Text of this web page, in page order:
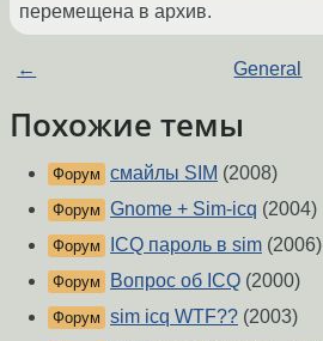
перемещена в архив.
← General
Похожие темы
Форум смайлы SIM (2008)
Форум Gnome + Sim-icq (2004)
Форум ICQ пароль в sim (2006)
Форум Вопрос об ICQ (2000)
Форум sim icq WTF?? (2003)